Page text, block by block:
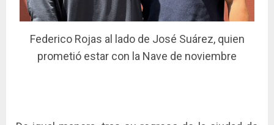
Federico Rojas al lado de José Suárez, quien
prometió estar con la Nave de noviembre